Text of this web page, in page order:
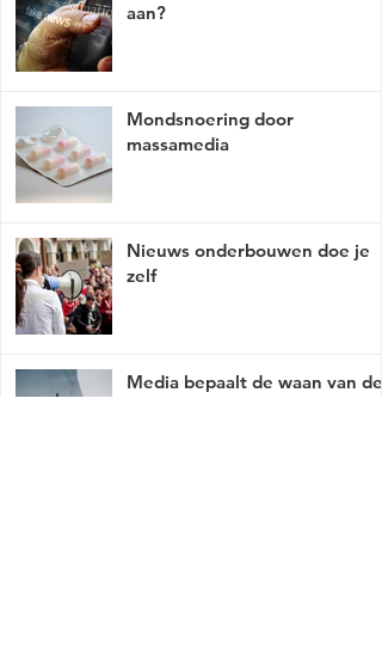
aan?
Mondsnoering door
massamedia
Nieuws onderbouwen doe je
zelf
Media bepaalt de waan van de